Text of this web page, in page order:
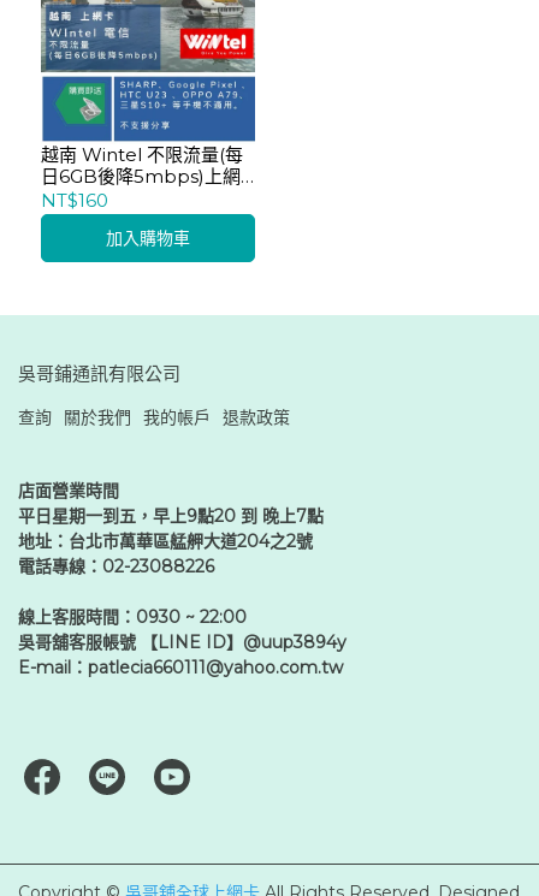
越南 Wintel 不限流量(每
日6GB後降5mbps)上網
卡
NT$160
加入購物車
吳哥鋪通訊有限公司
查詢 關於我們 我的帳戶 退款政策
店面營業時間
平日星期一到五，早上9點20 到 晚上7點
地址：台北市萬華區艋舺大道204之2號
電話專線：02-23088226
線上客服時間：0930 ~ 22:00
吳哥舖客服帳號 【LINE ID】@uup3894y
E-mail：patlecia660111@yahoo.com.tw